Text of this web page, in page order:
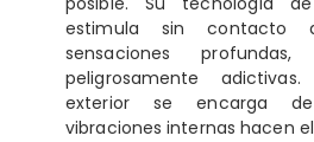
estimula sin contacto
sensaciones
peligrosamente
exterior se encarga
vibraciones internas hacen